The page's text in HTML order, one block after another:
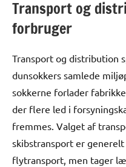
Transport og
forbruger
Transport og distribution
dunsokkers samlede
sokkerne forlader
der flere led i
fremmes. Valget af
skibstransport er
flytransport, men tager